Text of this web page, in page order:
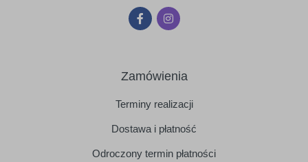
Zamówienia
Terminy realizacji
Dostawa i płatność
Odroczony termin płatności